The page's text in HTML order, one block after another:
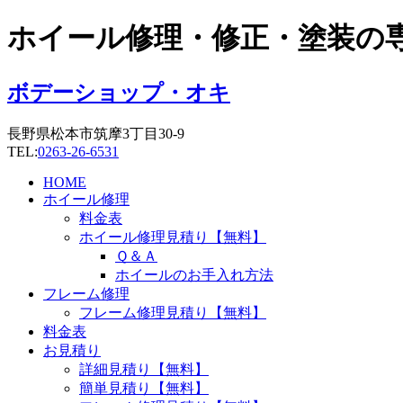
コ
ン
ン
ツ
ス
キ
ホイール修理・修正・塗装の
ボデーショップ・オキ
長野県松本市筑摩3丁目30-9
TEL:0263-26-6531
HOME
ホイール修理
料金表
ホイール修理見積り【無料】
Ｑ＆Ａ
ホイールのお手入れ方法
フレーム修理
フレーム修理見積り【無料】
料金表
お見積り
詳細見積り【無料】
簡単見積り【無料】